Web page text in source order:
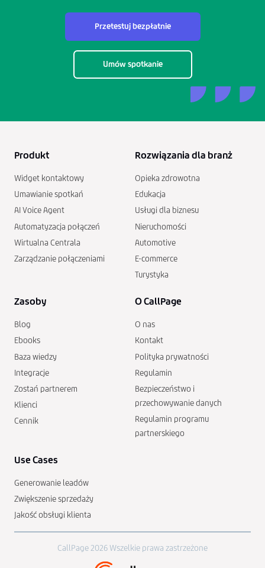
Przetestuj bezpłatnie
Umów spotkanie
Produkt
Widget kontaktowy
Umawianie spotkań
AI Voice Agent
Automatyzacja połączeń
Wirtualna Centrala
Zarządzanie połączeniami
Rozwiązania dla branż
Opieka zdrowotna
Edukacja
Usługi dla biznesu
Nieruchomości
Automotive
E-commerce
Turystyka
Zasoby
Blog
Ebooks
Baza wiedzy
Integracje
Zostań partnerem
Klienci
Cennik
O CallPage
O nas
Kontakt
Polityka prywatności
Regulamin
Bezpieczeństwo i
przechowywanie danych
Regulamin programu
partnerskiego
Use Cases
Generowanie leadów
Zwiększenie sprzedaży
Jakość obsługi klienta
CallPage 2026 Wszelkie prawa zastrzeżone